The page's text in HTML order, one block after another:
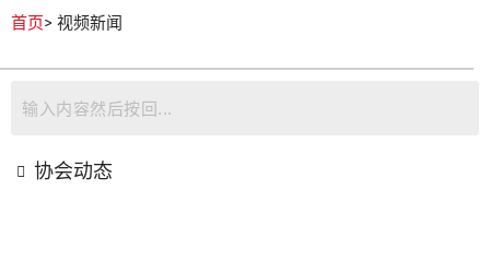
首页> 视频新闻
协会动态